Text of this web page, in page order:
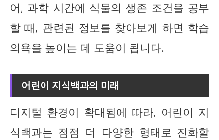
어, 과학 시간에 식물의 생존 조건을 공부
할 때, 관련된 정보를 찾아보게 하면 학습
의욕을 높이는 데 도움이 됩니다.
어린이 지식백과의 미래
디지털 환경이 확대됨에 따라, 어린이 지
식백과는 점점 더 다양한 형태로 진화할